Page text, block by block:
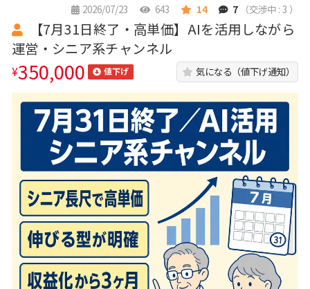
2026/07/23
643 14 7 （交渉中 : 3 ）
【7月31日終了・高単価】AIを活用しながら
運営・シニア系チャンネル
¥350,000 値下げ 気になる（値下げ通知）